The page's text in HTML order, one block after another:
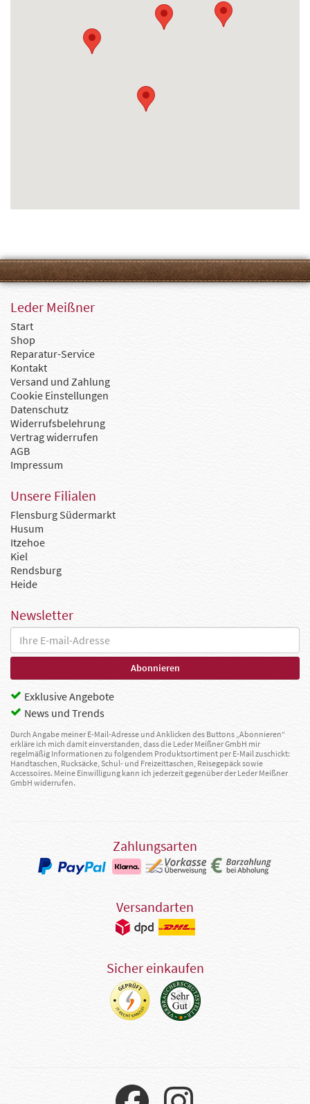
Leder Meißner
Start
Shop
Reparatur-Service
Kontakt
Versand und Zahlung
Cookie Einstellungen
Datenschutz
Widerrufsbelehrung
Vertrag widerrufen
AGB
Impressum
Unsere Filialen
Flensburg Südermarkt
Husum
Itzehoe
Kiel
Rendsburg
Heide
Newsletter
Exklusive Angebote
News und Trends
Durch Angabe meiner E-Mail-Adresse und Anklicken des Buttons „Abonnieren“
erkläre ich mich damit einverstanden, dass die Leder Meißner GmbH mir
regelmäßig Informationen zu folgendem Produktsortiment per E-Mail zuschickt:
Handtaschen, Rucksäcke, Schul- und Freizeittaschen, Reisegepäck sowie
Accessoires. Meine Einwilligung kann ich jederzeit gegenüber der Leder Meißner
GmbH widerrufen.
Zahlungsarten
Versandarten
Sicher einkaufen